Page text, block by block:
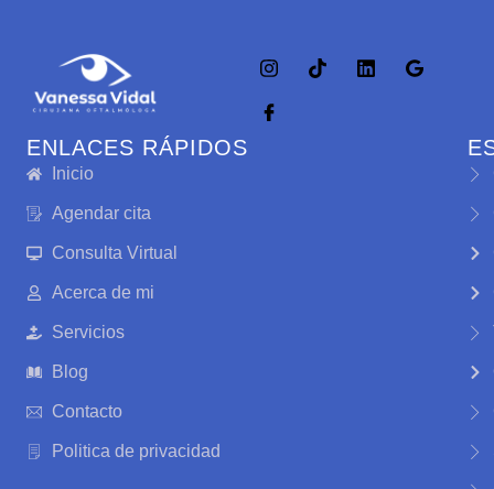
ENLACES RÁPIDOS
Inicio
Agendar cita
Consulta Virtual
Acerca de mi
Servicios
Blog
Contacto
Politica de privacidad